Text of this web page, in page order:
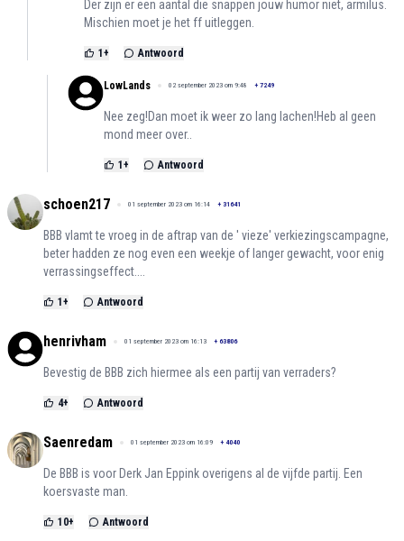
Der zijn er een aantal die snappen jouw humor niet, armilus.
Mischien moet je het ff uitleggen.
1 + Antwoord
LowLands 02 september 2023 om 9:48 + 7249
Nee zeg!Dan moet ik weer zo lang lachen!Heb al geen
mond meer over..
1 + Antwoord
schoen217 01 september 2023 om 16:14 + 31641
BBB vlamt te vroeg in de aftrap van de ' vieze' verkiezingscampagne,
beter hadden ze nog even een weekje of langer gewacht, voor enig
verrassingseffect....
1 + Antwoord
henrivham 01 september 2023 om 16:13 + 63806
Bevestig de BBB zich hiermee als een partij van verraders?
4+ Antwoord
Saenredam 01 september 2023 om 16:09 + 4040
De BBB is voor Derk Jan Eppink overigens al de vijfde partij. Een
koersvaste man.
10+ Antwoord